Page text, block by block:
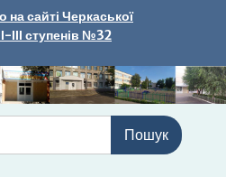
на сайті Черкаської
ІІІ ступенів №32